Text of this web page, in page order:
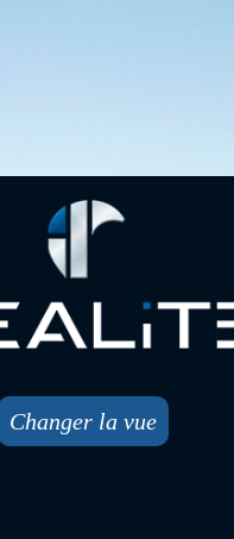
Changer la vue